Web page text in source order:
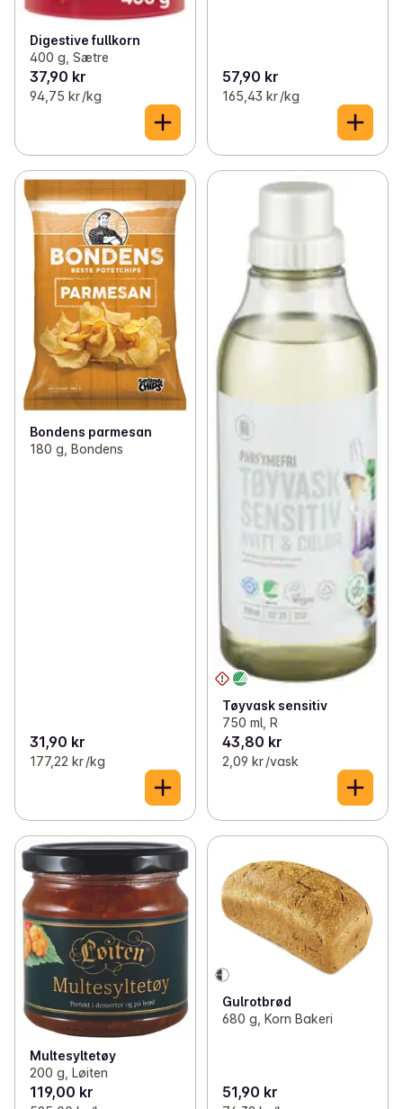
Digestive fullkorn
400 g, Sætre
37,90 kr
94,75 kr /kg
57,90 kr
165,43 kr /kg
Bondens parmesan
180 g, Bondens
31,90 kr
177,22 kr /kg
Tøyvask sensitiv
750 ml, R
43,80 kr
2,09 kr /vask
Multesyltetøy
200 g, Løiten
119,00 kr
Gulrotbrød
680 g, Korn Bakeri
51,90 kr